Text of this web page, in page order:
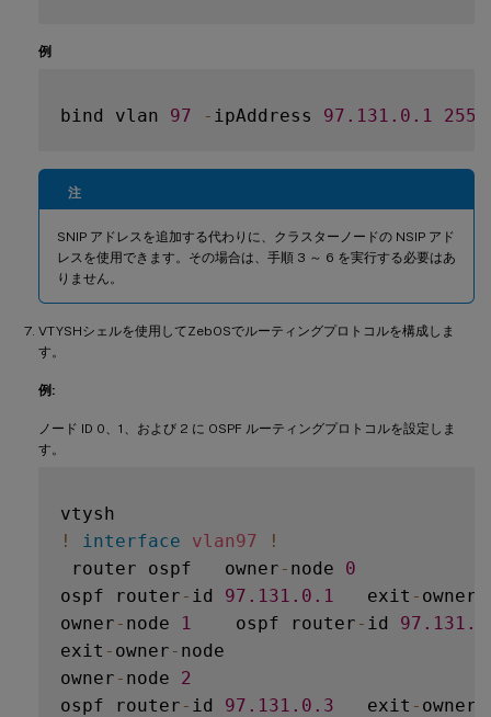
例
bind vlan 97 - ipAddress 97.131 .0 .1
注
SNIP アドレスを追加する代わりに、クラスターノードの NSIP アド
レスを使用できます。その場合は、手順 3 ～ 6 を実行する必要はあ
りません。
VTYSHシェルを使用してZebOSでルーティングプロトコルを構成しま
す。
例:
ノード ID 0、1、および 2 に OSPF ルーティングプロトコルを設定しま
す。
!
interface vlan97
!
router ospf   owner - node 0
ospf router - id 97.131 .0 .1
   exit
- owner
owner - node 1
    ospf router
- id 97.131 .0
exit - owner - node
owner - node 2
ospf router - id 97.131 .0 .3
   exit
- owner